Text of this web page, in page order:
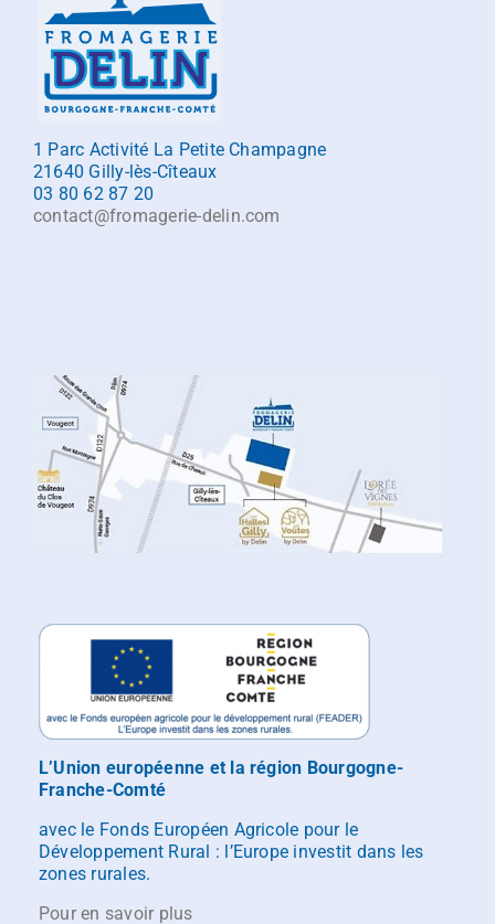
1 Parc Activité La Petite Champagne
21640 Gilly-lès-Cîteaux
03 80 62 87 20
contact@fromagerie-delin.com
L’Union européenne et la région Bourgogne-
Franche-Comté
avec le Fonds Européen Agricole pour le
Développement Rural : l’Europe investit dans les
zones rurales.
Pour en savoir plus